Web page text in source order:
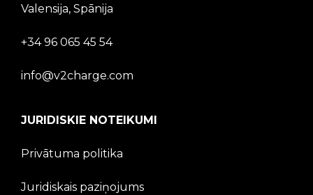
Valensija, Spānija
+34 96 065 45 54
info@v2charge.com
JURIDISKIE NOTEIKUMI
Privātuma politika
Juridiskais paziņojums